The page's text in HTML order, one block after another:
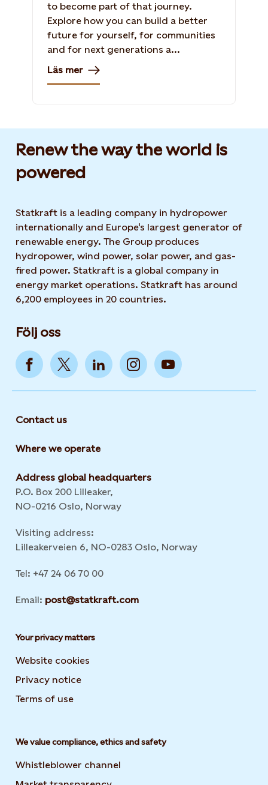
to become part of that journey.
Explore how you can build a better
future for yourself, for communities
and for next generations a...
Läs mer
Renew the way the world is
powered​
Statkraft is a leading company in hydropower
internationally and Europe's largest generator of
renewable energy. The Group produces
hydropower, wind power, solar power, and gas-
fired power. Statkraft is a global company in
energy market operations. Statkraft has around
6,200 employees in 20 countries.
Följ oss
Contact us
Where we operate
Address global headquarters
P.O. Box 200 Lilleaker,
NO-0216 Oslo, Norway
Visiting address:
Lilleakerveien 6, NO-0283 Oslo, Norway
Tel: +47 24 06 70 00
Email: post@statkraft.com
Your privacy matters
Website cookies
Privacy notice
Terms of use
We value compliance, ethics and safety
Whistleblower channel